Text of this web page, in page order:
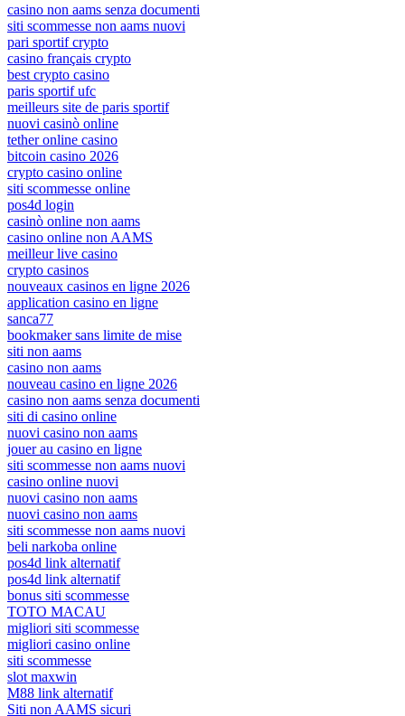
casino non aams senza documenti
siti scommesse non aams nuovi
pari sportif crypto
casino français crypto
best crypto casino
paris sportif ufc
meilleurs site de paris sportif
nuovi casinò online
tether online casino
bitcoin casino 2026
crypto casino online
siti scommesse online
pos4d login
casinò online non aams
casino online non AAMS
meilleur live casino
crypto casinos
nouveaux casinos en ligne 2026
application casino en ligne
sanca77
bookmaker sans limite de mise
siti non aams
casino non aams
nouveau casino en ligne 2026
casino non aams senza documenti
siti di casino online
nuovi casino non aams
jouer au casino en ligne
siti scommesse non aams nuovi
casino online nuovi
nuovi casino non aams
nuovi casino non aams
siti scommesse non aams nuovi
beli narkoba online
pos4d link alternatif
pos4d link alternatif
bonus siti scommesse
TOTO MACAU
migliori siti scommesse
migliori casino online
siti scommesse
slot maxwin
M88 link alternatif
Siti non AAMS sicuri